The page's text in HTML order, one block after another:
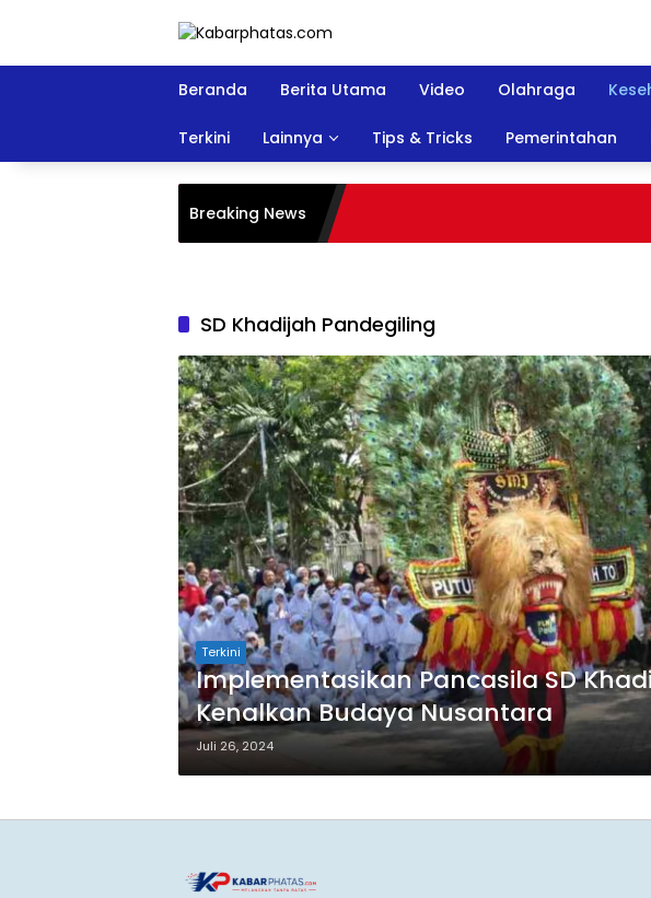
Beranda Berita Utama Video Olahraga
Terkini Lainnya Tips & Tricks Pemerintahan
Breaking News
SD Khadijah Pandegiling
Terkini
Implementasikan Pancasila SD
Kenalkan Budaya Nusantara
Juli 26, 2024